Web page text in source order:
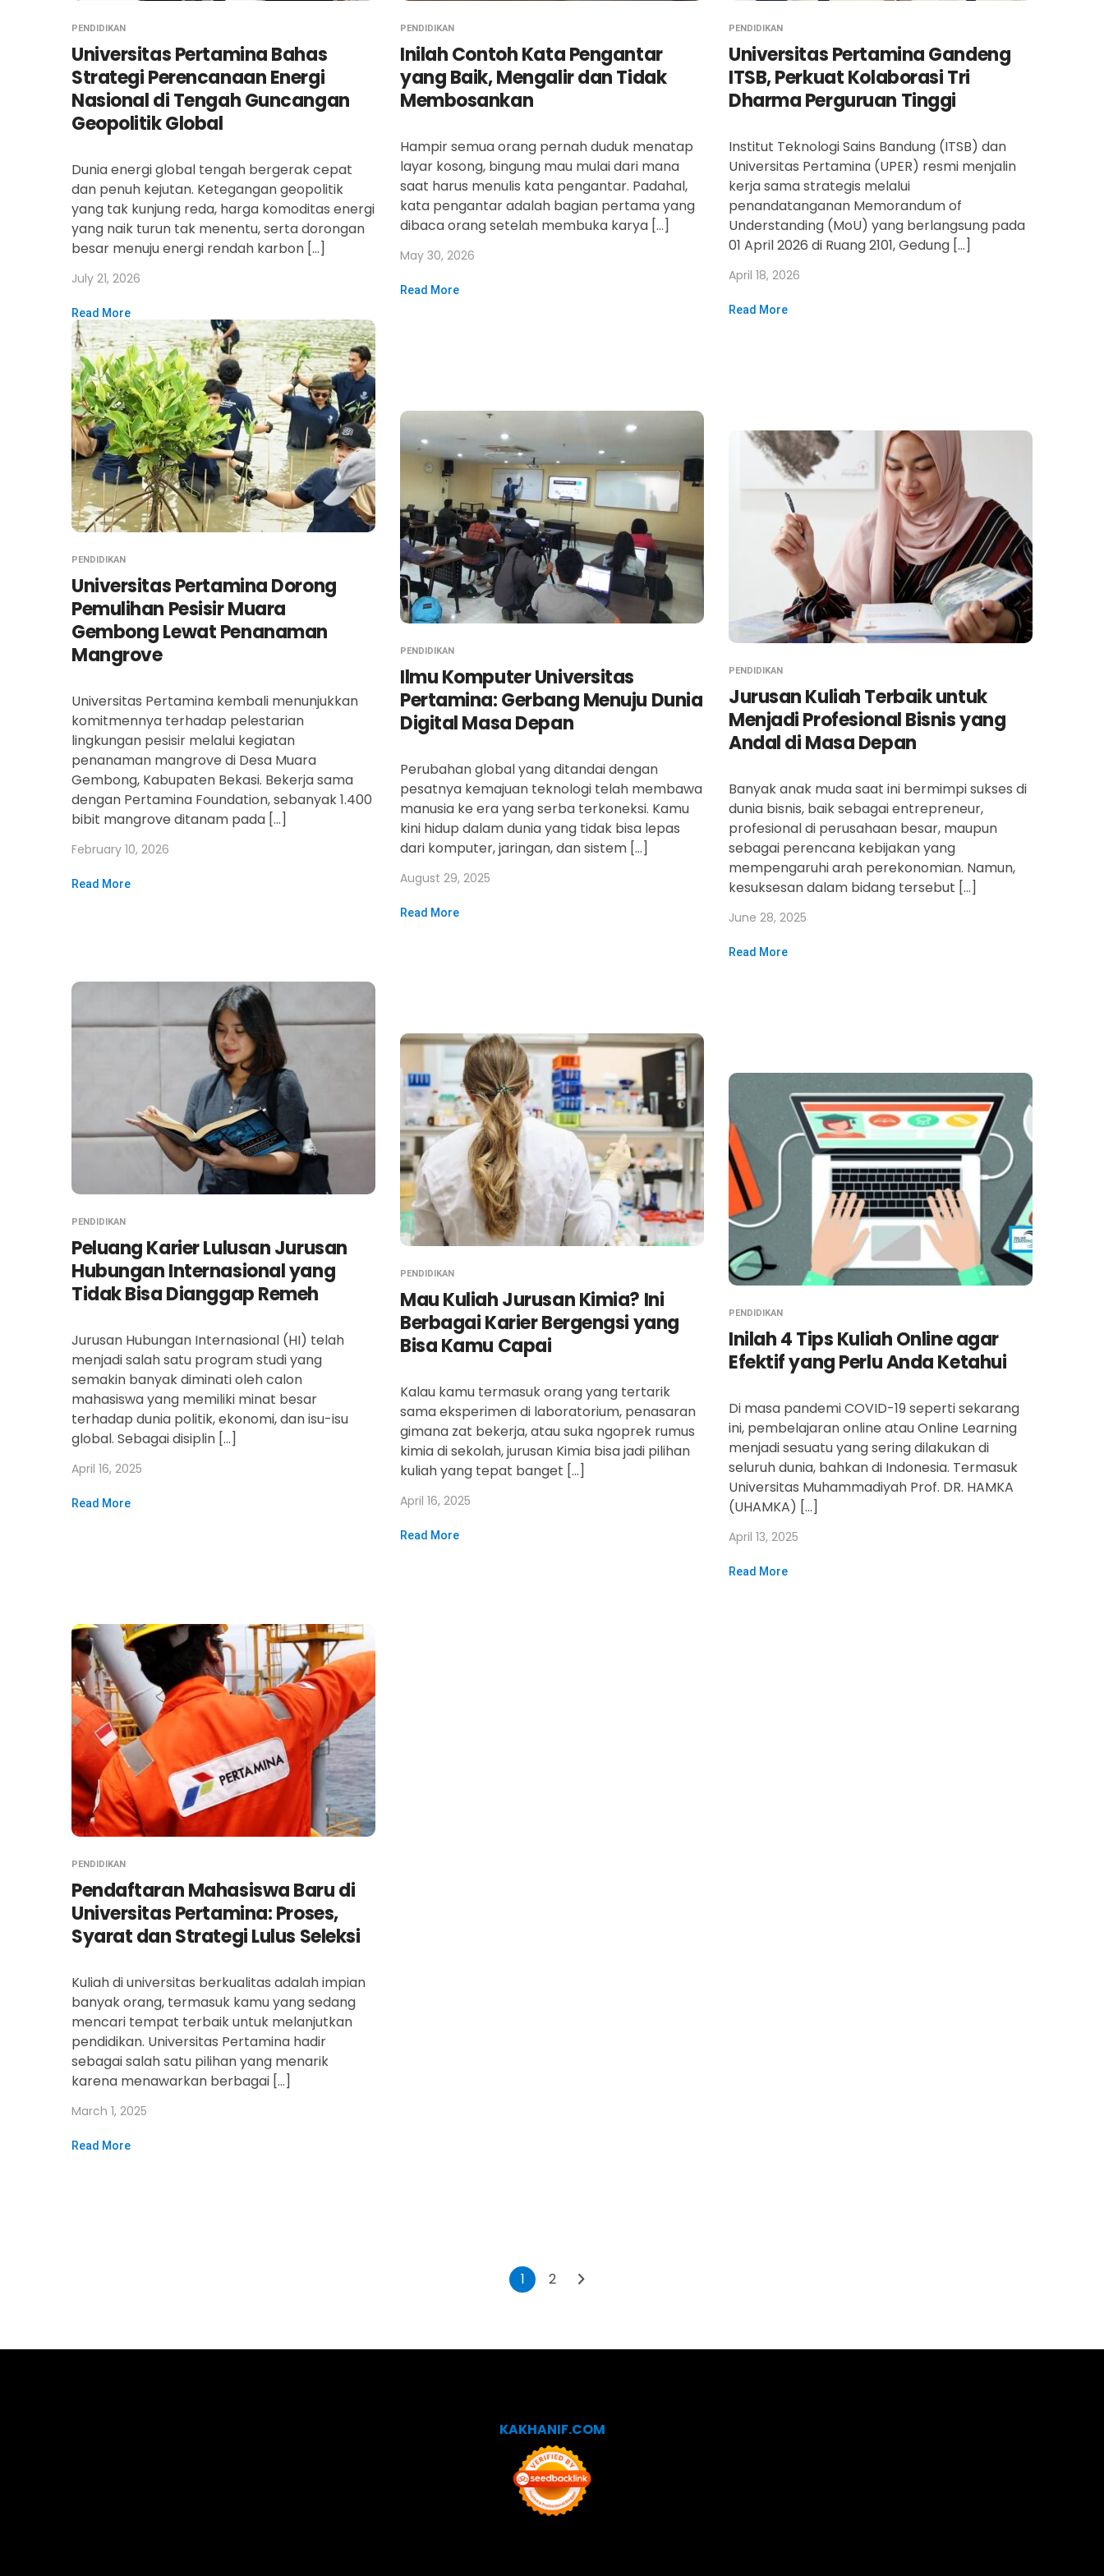
PENDIDIKAN
Universitas Pertamina Bahas
Strategi Perencanaan Energi
Nasional di Tengah Guncangan
Geopolitik Global
Dunia energi global tengah bergerak cepat
dan penuh kejutan. Ketegangan geopolitik
yang tak kunjung reda, harga komoditas energi
yang naik turun tak menentu, serta dorongan
besar menuju energi rendah karbon […]
July 21, 2026
Read More
PENDIDIKAN
Inilah Contoh Kata Pengantar
yang Baik, Mengalir dan Tidak
Membosankan
Hampir semua orang pernah duduk menatap
layar kosong, bingung mau mulai dari mana
saat harus menulis kata pengantar. Padahal,
kata pengantar adalah bagian pertama yang
dibaca orang setelah membuka karya […]
May 30, 2026
Read More
PENDIDIKAN
Universitas Pertamina Gandeng
ITSB, Perkuat Kolaborasi Tri
Dharma Perguruan Tinggi
Institut Teknologi Sains Bandung (ITSB) dan
Universitas Pertamina (UPER) resmi menjalin
kerja sama strategis melalui
penandatanganan Memorandum of
Understanding (MoU) yang berlangsung pada
01 April 2026 di Ruang 2101, Gedung […]
April 18, 2026
Read More
PENDIDIKAN
Universitas Pertamina Dorong
Pemulihan Pesisir Muara
Gembong Lewat Penanaman
Mangrove
Universitas Pertamina kembali menunjukkan
komitmennya terhadap pelestarian
lingkungan pesisir melalui kegiatan
penanaman mangrove di Desa Muara
Gembong, Kabupaten Bekasi. Bekerja sama
dengan Pertamina Foundation, sebanyak 1.400
bibit mangrove ditanam pada […]
February 10, 2026
Read More
PENDIDIKAN
Ilmu Komputer Universitas
Pertamina: Gerbang Menuju Dunia
Digital Masa Depan
Perubahan global yang ditandai dengan
pesatnya kemajuan teknologi telah membawa
manusia ke era yang serba terkoneksi. Kamu
kini hidup dalam dunia yang tidak bisa lepas
dari komputer, jaringan, dan sistem […]
August 29, 2025
Read More
PENDIDIKAN
Jurusan Kuliah Terbaik untuk
Menjadi Profesional Bisnis yang
Andal di Masa Depan
Banyak anak muda saat ini bermimpi sukses di
dunia bisnis, baik sebagai entrepreneur,
profesional di perusahaan besar, maupun
sebagai perencana kebijakan yang
mempengaruhi arah perekonomian. Namun,
kesuksesan dalam bidang tersebut […]
June 28, 2025
Read More
PENDIDIKAN
Peluang Karier Lulusan Jurusan
Hubungan Internasional yang
Tidak Bisa Dianggap Remeh
Jurusan Hubungan Internasional (HI) telah
menjadi salah satu program studi yang
semakin banyak diminati oleh calon
mahasiswa yang memiliki minat besar
terhadap dunia politik, ekonomi, dan isu-isu
global. Sebagai disiplin […]
April 16, 2025
Read More
PENDIDIKAN
Mau Kuliah Jurusan Kimia? Ini
Berbagai Karier Bergengsi yang
Bisa Kamu Capai
Kalau kamu termasuk orang yang tertarik
sama eksperimen di laboratorium, penasaran
gimana zat bekerja, atau suka ngoprek rumus
kimia di sekolah, jurusan Kimia bisa jadi pilihan
kuliah yang tepat banget […]
April 16, 2025
Read More
PENDIDIKAN
Inilah 4 Tips Kuliah Online agar
Efektif yang Perlu Anda Ketahui
Di masa pandemi COVID-19 seperti sekarang
ini, pembelajaran online atau Online Learning
menjadi sesuatu yang sering dilakukan di
seluruh dunia, bahkan di Indonesia. Termasuk
Universitas Muhammadiyah Prof. DR. HAMKA
(UHAMKA) […]
April 13, 2025
Read More
PENDIDIKAN
Pendaftaran Mahasiswa Baru di
Universitas Pertamina: Proses,
Syarat dan Strategi Lulus Seleksi
Kuliah di universitas berkualitas adalah impian
banyak orang, termasuk kamu yang sedang
mencari tempat terbaik untuk melanjutkan
pendidikan. Universitas Pertamina hadir
sebagai salah satu pilihan yang menarik
karena menawarkan berbagai […]
March 1, 2025
Read More
1 2
KAKHANIF.COM